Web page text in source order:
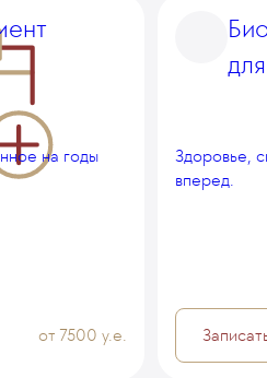
на годы
от 7500 у.е.
Здоровье,
вперед.